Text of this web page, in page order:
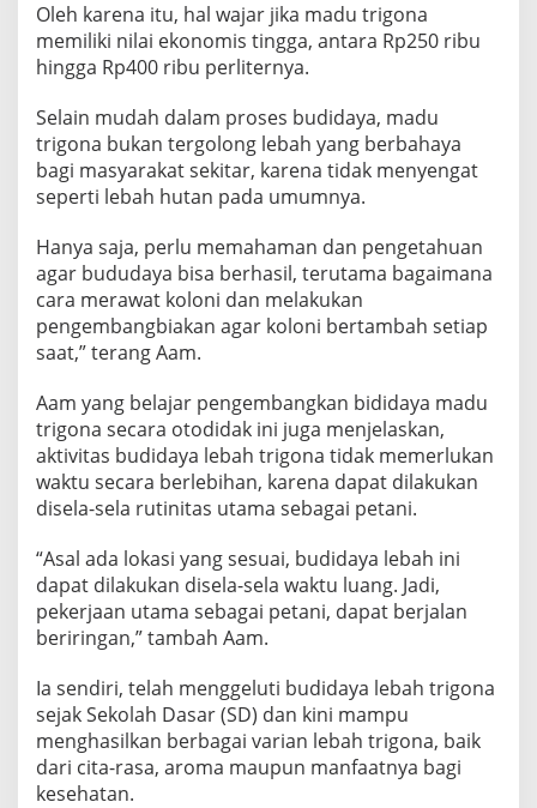
Oleh karena itu, hal wajar jika madu trigona
memiliki nilai ekonomis tingga, antara Rp250 ribu
hingga Rp400 ribu perliternya.
Selain mudah dalam proses budidaya, madu
trigona bukan tergolong lebah yang berbahaya
bagi masyarakat sekitar, karena tidak menyengat
seperti lebah hutan pada umumnya.
Hanya saja, perlu memahaman dan pengetahuan
agar bududaya bisa berhasil, terutama bagaimana
cara merawat koloni dan melakukan
pengembangbiakan agar koloni bertambah setiap
saat,” terang Aam.
Aam yang belajar pengembangkan bididaya madu
trigona secara otodidak ini juga menjelaskan,
aktivitas budidaya lebah trigona tidak memerlukan
waktu secara berlebihan, karena dapat dilakukan
disela-sela rutinitas utama sebagai petani.
“Asal ada lokasi yang sesuai, budidaya lebah ini
dapat dilakukan disela-sela waktu luang. Jadi,
pekerjaan utama sebagai petani, dapat berjalan
beriringan,” tambah Aam.
Ia sendiri, telah menggeluti budidaya lebah trigona
sejak Sekolah Dasar (SD) dan kini mampu
menghasilkan berbagai varian lebah trigona, baik
dari cita-rasa, aroma maupun manfaatnya bagi
kesehatan.